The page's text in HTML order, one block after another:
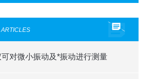
对微小振动及*振动进行测量